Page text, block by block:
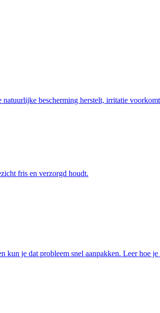
bescherming herstelt, irritatie
fris en verzorgd houdt.
je dat probleem snel aanpakken. Leer hoe